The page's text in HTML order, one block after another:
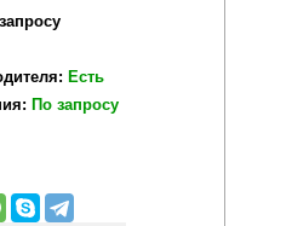
Есть
По запросу